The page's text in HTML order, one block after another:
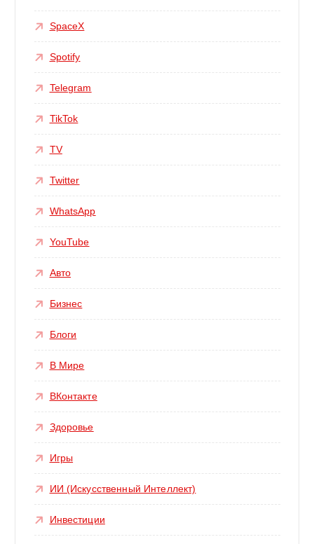
SpaceX
Spotify
Telegram
TikTok
TV
Twitter
WhatsApp
YouTube
Авто
Бизнес
Блоги
В Мире
ВКонтакте
Здоровье
Игры
ИИ (Искусственный Интеллект)
Инвестиции